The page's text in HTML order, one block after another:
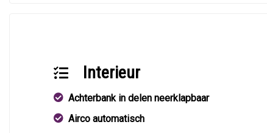
Interieur
Achterbank in delen neerklapbaar
Airco automatisch